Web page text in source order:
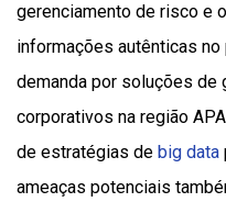
gerenciamento de risco e
informações autênticas
demanda por soluções de
corporativos na região
de estratégias de big data
ameaças potenciais